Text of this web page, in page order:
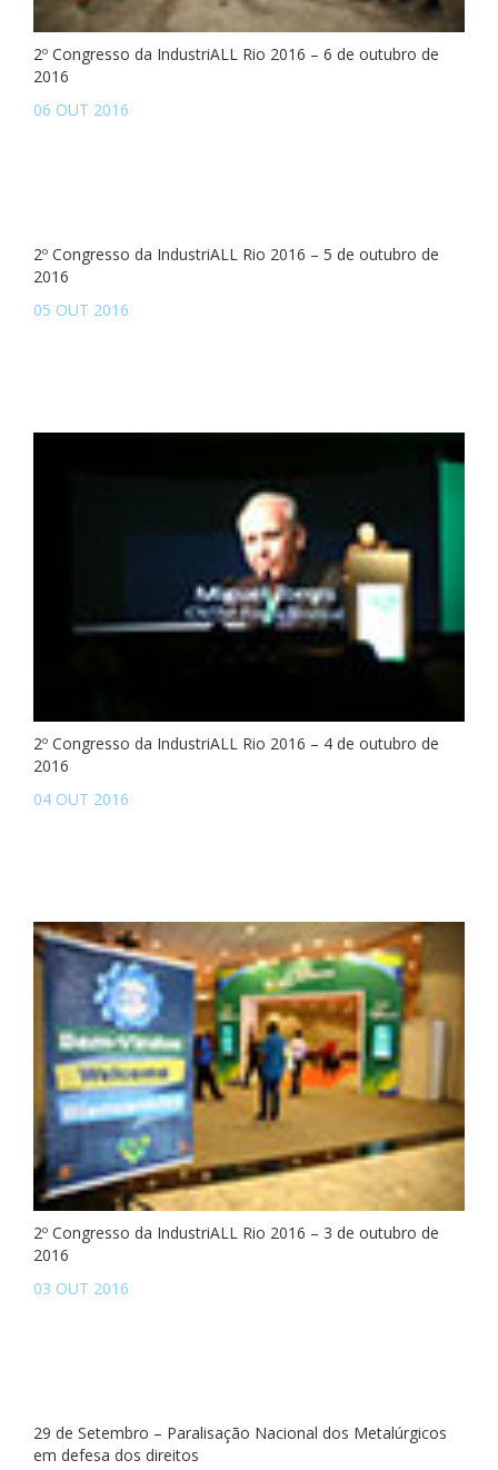
2º Congresso da IndustriALL Rio 2016 – 6 de outubro de
2016
06 OUT 2016
2º Congresso da IndustriALL Rio 2016 – 5 de outubro de
2016
05 OUT 2016
2º Congresso da IndustriALL Rio 2016 – 4 de outubro de
2016
04 OUT 2016
2º Congresso da IndustriALL Rio 2016 – 3 de outubro de
2016
03 OUT 2016
29 de Setembro – Paralisação Nacional dos Metalúrgicos
em defesa dos direitos